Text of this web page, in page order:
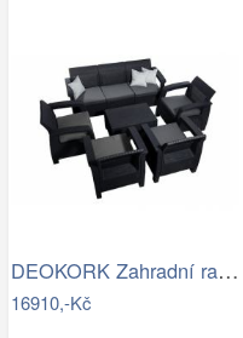
DEOKORK Zahradní ratanová sestava…
16910,-Kč